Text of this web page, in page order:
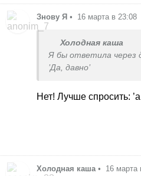
Знову Я • 16 марта в 23:08
Холодная каша
Я бы ответила через
’Да, давно’
Нет! Лучше спросить: ’а
Холодная каша • 16 марта